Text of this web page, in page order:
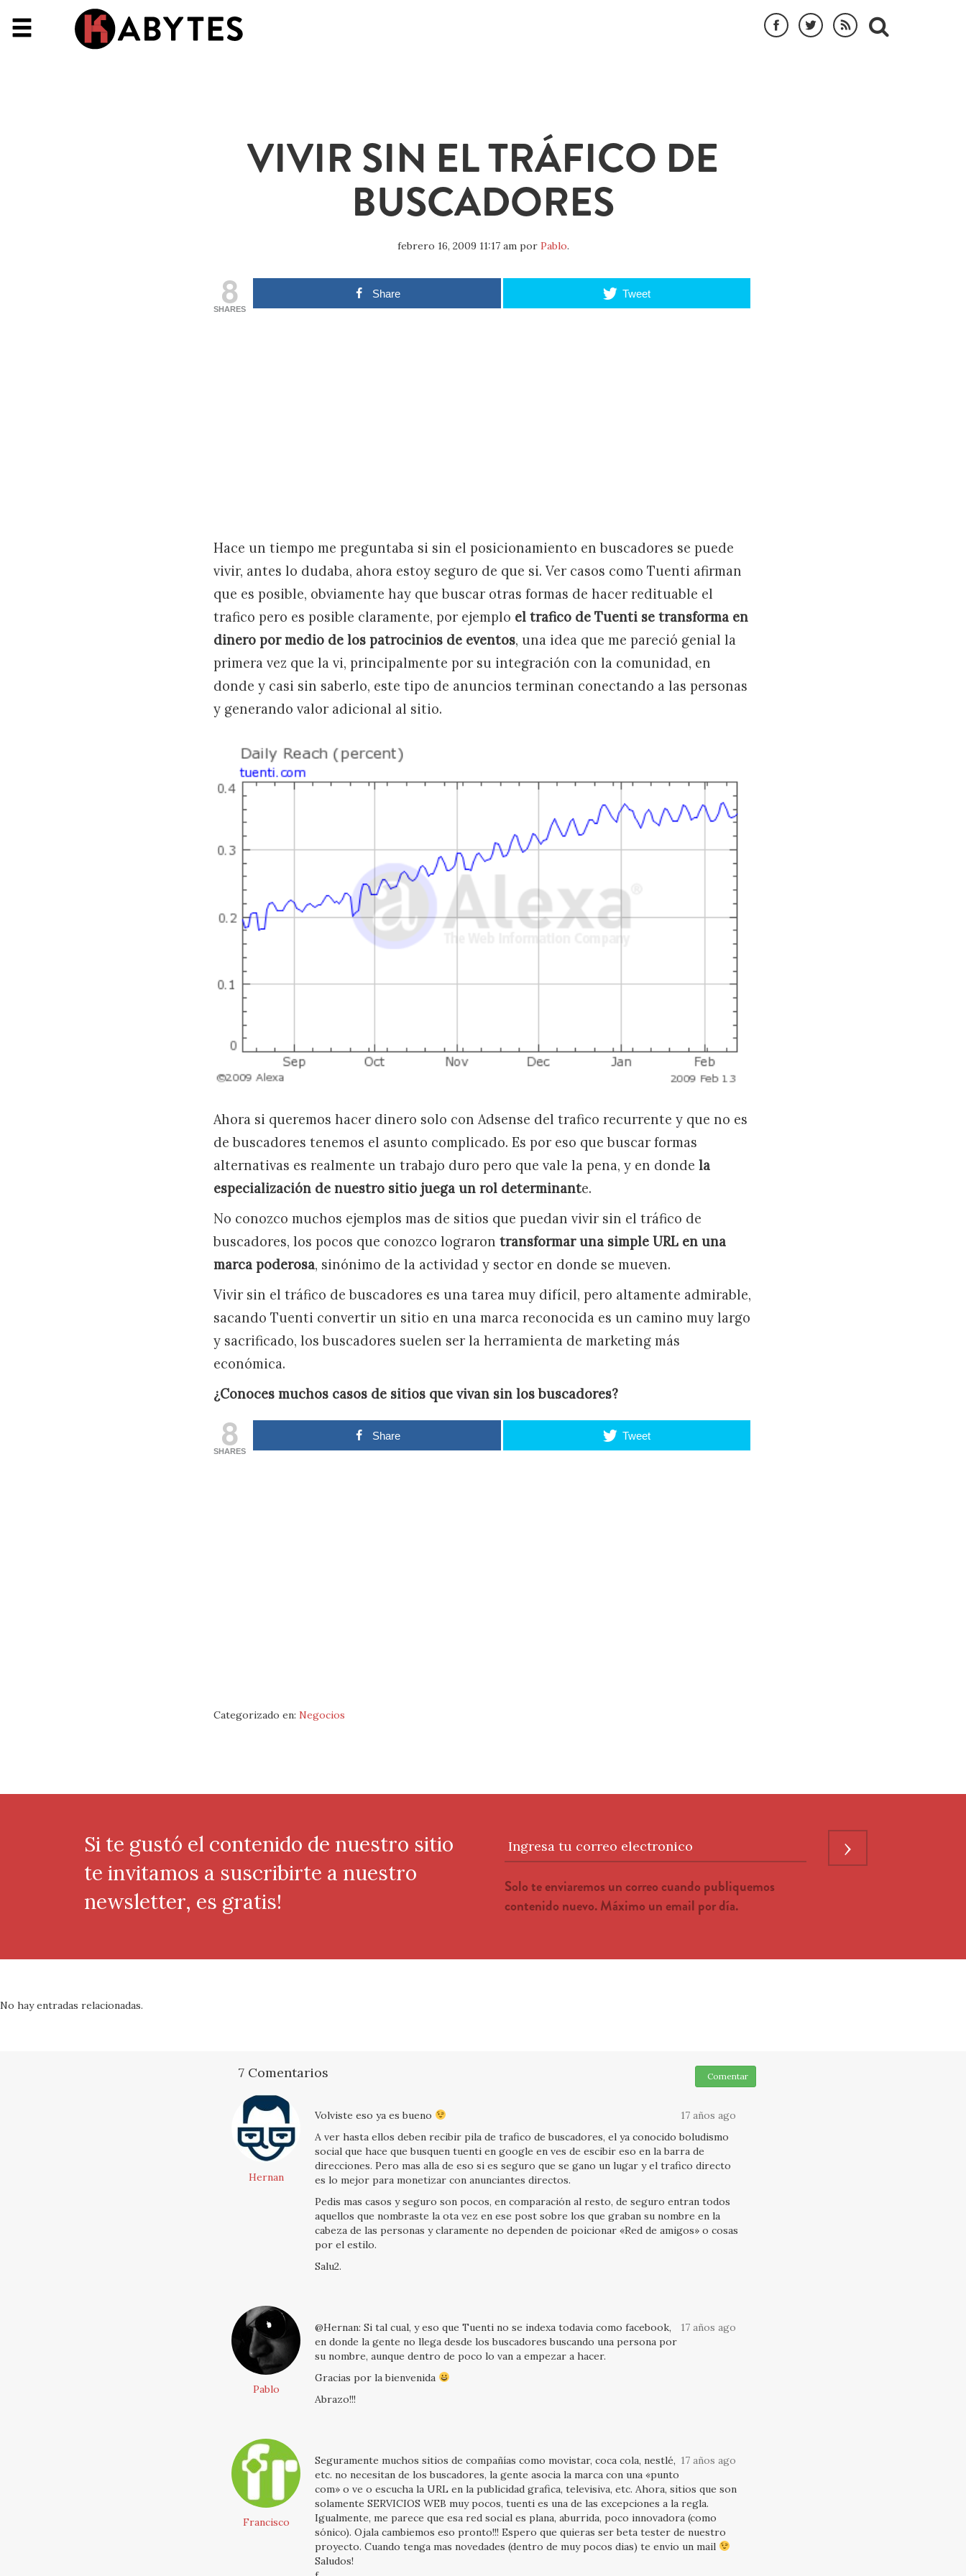
VIVIR SIN EL TRÁFICO DE
BUSCADORES
febrero 16, 2009 11:17 ampor Pablo.
8
SHARES
Share Tweet
Hace un tiempo me preguntaba si sin el posicionamiento en buscadores se puede
vivir, antes lo dudaba, ahora estoy seguro de que si. Ver casos como Tuenti afirman
que es posible, obviamente hay que buscar otras formas de hacer redituable el
trafico pero es posible claramente, por ejemplo el trafico de Tuenti se transforma en
dinero por medio de los patrocinios de eventos, una idea que me pareció genial la
primera vez que la vi, principalmente por su integración con la comunidad, en
donde y casi sin saberlo, este tipo de anuncios terminan conectando a las personas
y generando valor adicional al sitio.
Ahora si queremos hacer dinero solo con Adsense del trafico recurrente y que no es
de buscadores tenemos el asunto complicado. Es por eso que buscar formas
alternativas es realmente un trabajo duro pero que vale la pena, y en donde la
especialización de nuestro sitio juega un rol determinante.
No conozco muchos ejemplos mas de sitios que puedan vivir sin el tráfico de
buscadores, los pocos que conozco lograron transformar una simple URL en una
marca poderosa, sinónimo de la actividad y sector en donde se mueven.
Vivir sin el tráfico de buscadores es una tarea muy difícil, pero altamente admirable,
sacando Tuenti convertir un sitio en una marca reconocida es un camino muy largo
y sacrificado, los buscadores suelen ser la herramienta de marketing más
económica.
¿Conoces muchos casos de sitios que vivan sin los buscadores?
8
SHARES
Share Tweet
Categorizado en: Negocios
Si te gustó el contenido de nuestro sitio
te invitamos a suscribirte a nuestro
newsletter, es gratis!
Ingresa tu correo electronico
Solo te enviaremos un correo cuando publiquemos
contenido nuevo. Máximo un email por día.
›
No hay entradas relacionadas.
7 Comentarios Comentar
Hernan
17 años ago
Volviste eso ya es bueno
A ver hasta ellos deben recibir pila de trafico de buscadores, el ya conocido boludismo
social que hace que busquen tuenti en google en ves de escibir eso en la barra de
direcciones. Pero mas alla de eso si es seguro que se gano un lugar y el trafico directo
es lo mejor para monetizar con anunciantes directos.
Pedis mas casos y seguro son pocos, en comparación al resto, de seguro entran todos
aquellos que nombraste la ota vez en ese post sobre los que graban su nombre en la
cabeza de las personas y claramente no dependen de poicionar «Red de amigos» o cosas
por el estilo.
Salu2.
Pablo
17 años ago
@Hernan: Si tal cual, y eso que Tuenti no se indexa todavia como facebook,
en donde la gente no llega desde los buscadores buscando una persona por
su nombre, aunque dentro de poco lo van a empezar a hacer.
Gracias por la bienvenida
Abrazo!!!
Francisco
17 años ago
Seguramente muchos sitios de compañías como movistar, coca cola, nestlé,
etc. no necesitan de los buscadores, la gente asocia la marca con una «punto
com» o ve o escucha la URL en la publicidad grafica, televisiva, etc. Ahora, sitios que son
solamente SERVICIOS WEB muy pocos, tuenti es una de las excepciones a la regla.
Igualmente, me parece que esa red social es plana, aburrida, poco innovadora (como
sónico). Ojala cambiemos eso pronto!!! Espero que quieras ser beta tester de nuestro
proyecto. Cuando tenga mas novedades (dentro de muy pocos dias) te envio un mail
Saludos!